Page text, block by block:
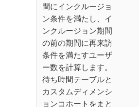
間にインクルージョ
ン条件を満たし、イ
ンクルージョン期間
の前の期間に再来訪
条件を満たすユーザ
ー数を計算します。
待ち時間テーブルと
カスタムディメンシ
ョンコホートをまと